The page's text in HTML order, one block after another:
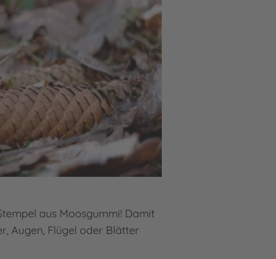
aus Moosgummi! Damit
Augen, Flügel oder Blätter